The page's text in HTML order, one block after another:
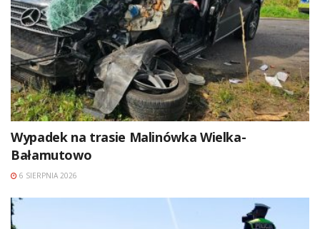
Wypadek na trasie Malinówka Wielka-
Bałamutowo
6 SIERPNIA 2026